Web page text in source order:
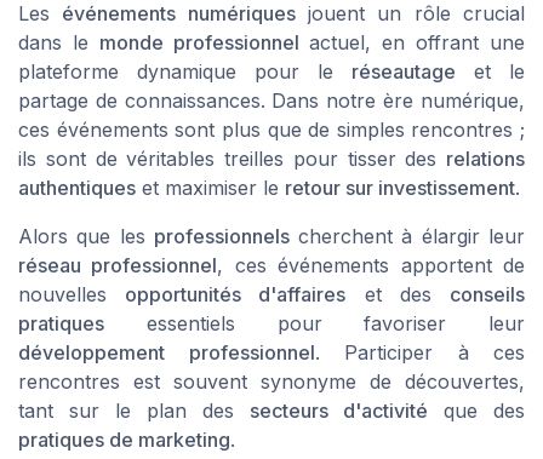
Les événements numériquesjouent un rôle crucial
dans le monde professionnel actuel, en offrant une
plateforme dynamique pour le réseautage et le
partage de connaissances. Dans notre ère numérique,
ces événements sont plus que de simples rencontres ;
ils sont de véritables treilles pour tisser des relations
authentiques et maximiser le retour sur investissement.
Alors que les professionnelscherchent à élargir leur
réseau professionnel, ces événements apportent de
nouvelles opportunités d'affaires et des conseils
pratiques essentiels pour favoriser leur
développement professionnel. Participer à ces
rencontres est souvent synonyme de découvertes,
tant sur le plan des secteurs d'activité que des
pratiques de marketing.